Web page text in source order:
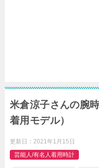
米倉涼子さんの腕
着用モデル）
更新日： 2021年1月15日
芸能人/有名人着用時計